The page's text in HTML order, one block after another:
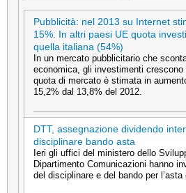
Pubblicità: nel 2013 su Internet
15%. In altri paesi UE quota
quella italiana (54%)
In un mercato pubblicitario che
economica, gli investimenti
quota di mercato è stimata in
15,2% dal 13,8% del 2012.
DTT, assegnazione dividendo
disciplinare bando asta
Ieri gli uffici del ministero dello
Dipartimento Comunicazioni hanno
del disciplinare e del bando per